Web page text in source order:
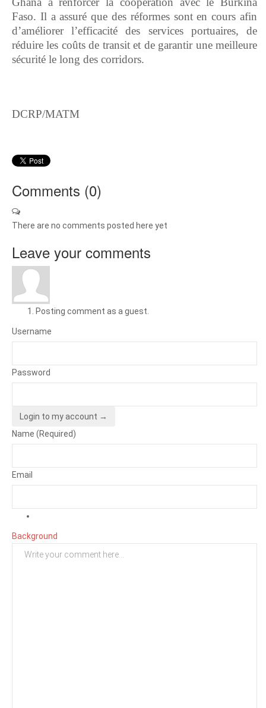
Faso. Il a assuré que des réformes sont en cours afin
d’améliorer l’efficacité des services portuaires, de
réduire les coûts de transit et de garantir une meilleure
sécurité le long des corridors.
DCRP/MATM
Comments (0)
There are no comments posted here yet
Leave your comments
Posting comment as a guest.
Username
Password
Login to my account →
Name (Required)
Email
Background